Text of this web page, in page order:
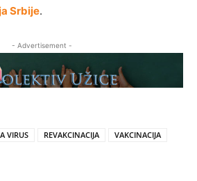
Srbije.
- Advertisement -
VIRUS REVAKCINACIJA
VAKCINACIJA